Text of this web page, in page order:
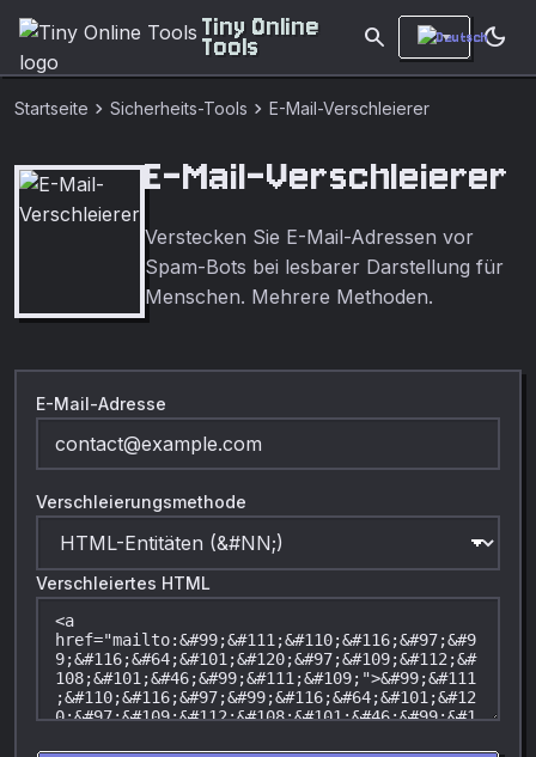
Tiny Online
Tools search dark_mode
Startseite chevron_right Sicherheits-Tools chevron_right E-Mail-Verschleierer
E-Mail-Verschleierer
Verstecken Sie E-Mail-Adressen vor
Spam-Bots bei lesbarer Darstellung für
Menschen. Mehrere Methoden.
E-Mail-Adresse
Verschleierungsmethode
Verschleiertes HTML